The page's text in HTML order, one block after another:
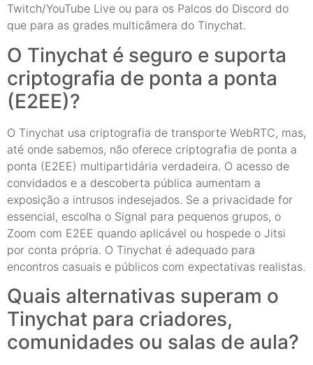
Twitch/YouTube Live ou para os Palcos do Discord do
que para as grades multicâmera do Tinychat.
O Tinychat é seguro e suporta
criptografia de ponta a ponta
(E2EE)?
O Tinychat usa criptografia de transporte WebRTC, mas,
até onde sabemos, não oferece criptografia de ponta a
ponta (E2EE) multipartidária verdadeira. O acesso de
convidados e a descoberta pública aumentam a
exposição a intrusos indesejados. Se a privacidade for
essencial, escolha o Signal para pequenos grupos, o
Zoom com E2EE quando aplicável ou hospede o Jitsi
por conta própria. O Tinychat é adequado para
encontros casuais e públicos com expectativas realistas.
Quais alternativas superam o
Tinychat para criadores,
comunidades ou salas de aula?